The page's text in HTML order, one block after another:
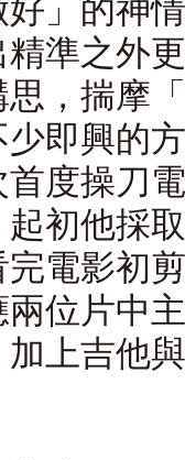
好」的神
準之外
，揣摩
即興的
度操刀
初他採
電影初
位片中
上吉他